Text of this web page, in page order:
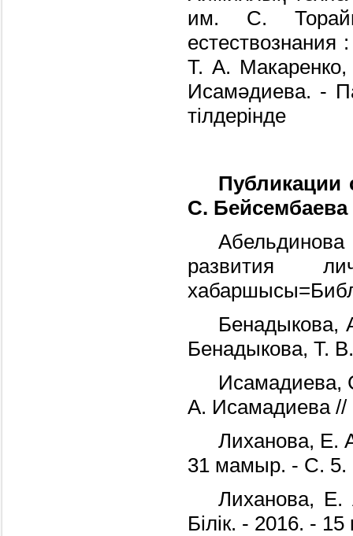
им. С.
естествознания
Т. А.
Исамәдиева. -
тілдерінде
Публикации
С. Бейсембаева
Абельдинова
развития
Бенадыкова,
Бенадыкова, Т.
Исамадиева,
А. Исамадиева
Лиханова, Е.
31 мамыр. - С. 5.
Лиханова, Е.
Білік. - 2016. -